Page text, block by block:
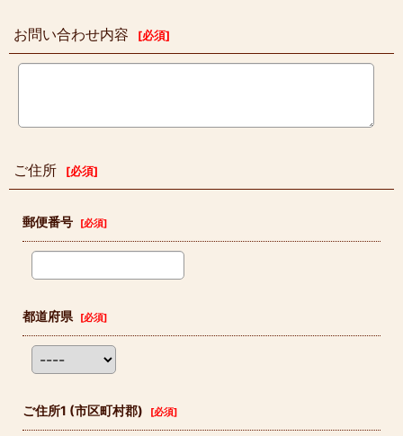
お問い合わせ内容 [必須]
ご住所 [必須]
郵便番号 [必須]
都道府県 [必須]
ご住所1 (市区町村郡) [必須]